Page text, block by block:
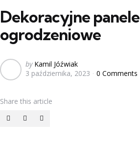
Dekoracyjne panele
ogrodzeniowe
Posted
by
by Kamil Jóźwiak
3 października, 2023
0 Comments
Share this article